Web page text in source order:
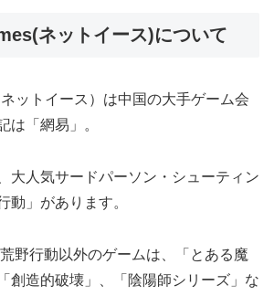
ネットイース)について
ットイース）は中国の大手ゲーム会
は「網易」。
大人気サードパーソン・シューティン
動」があります。
野行動以外のゲームは、「とある魔
創造的破壊」、「陰陽師シリーズ」な